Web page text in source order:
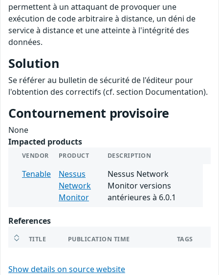
permettent à un attaquant de provoquer une
exécution de code arbitraire à distance, un déni de
service à distance et une atteinte à l'intégrité des
données.
Solution
Se référer au bulletin de sécurité de l'éditeur pour
l'obtention des correctifs (cf. section Documentation).
Contournement provisoire
None
Impacted products
VENDOR PRODUCT DESCRIPTION
Tenable
Nessus
Network
Monitor
Nessus Network
Monitor versions
antérieures à 6.0.1
References
TITLE PUBLICATION TIME TAGS
Show details on source website